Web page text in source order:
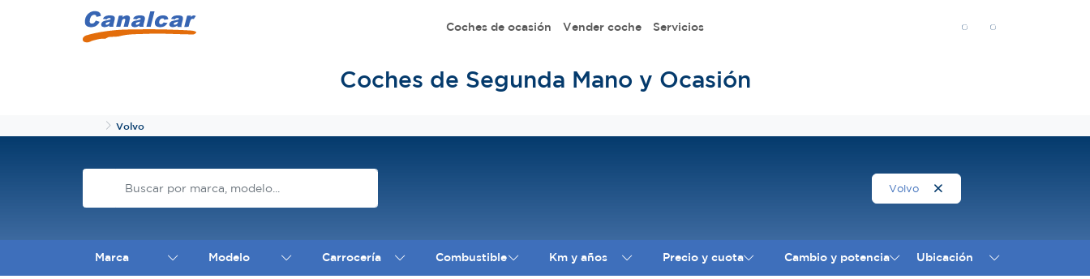
Coches de ocasión Vender coche Servicios
Coches de Segunda Mano y Ocasión
InicioVolvo
Volvo
Marca Modelo Carrocería Combustible Km y años Precio y cuota Cambio y potencia Ubicación